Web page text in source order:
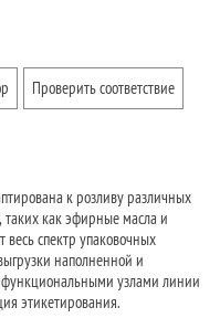
Проверить соответствие
к розливу различных
таких как эфирные масла и
спектр упаковочных
наполненной и
узлами линии
этикетирования.